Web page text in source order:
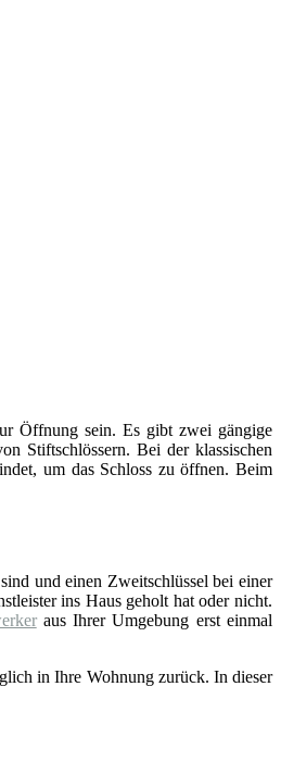
Öffnung sein. Es gibt zwei gängige
Stiftschlössern. Bei der klassischen
um das Schloss zu öffnen. Beim
und einen Zweitschlüssel bei einer
ins Haus geholt hat oder nicht.
aus Ihrer Umgebung erst einmal
in Ihre Wohnung zurück. In dieser